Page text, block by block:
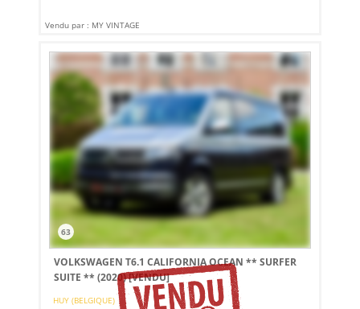
Vendu par : MY VINTAGE
63
VOLKSWAGEN T6.1 CALIFORNIA OCEAN ** SURFER
SUITE ** (2020)[VENDU]
HUY (BELGIQUE)